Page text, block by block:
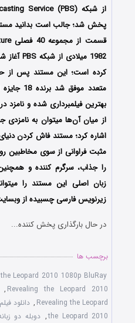
پخش شد؛ جالب است بدانید
کرده است؛ این مستند پس از
متعدد
از میان آن‌ها میتوان به
اشاره کرد؛ مستند فاش کردن
مثبت فراوانی از سوی مخاطبین
را جذاب، سرگرم کننده و
زبان اصلی این مستند را
زیرنویس فارسی چسبیده از
در حال بارگذاری پخش کننده...
برچسب ها
Leopard 2010 1080p BluRay
Revealing the Leopard 2010
,
Revealing the Leopard
, دانلود
the Leopard 2010
,